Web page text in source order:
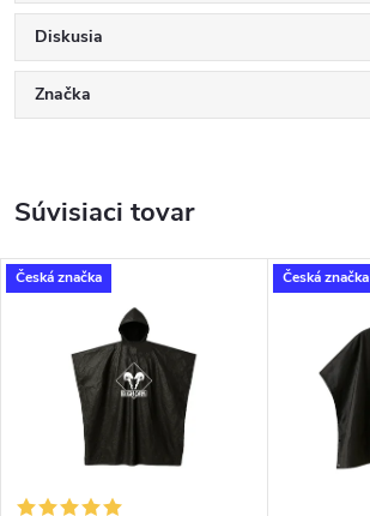
Diskusia
Značka
Súvisiaci tovar
Česká značka Česká značka